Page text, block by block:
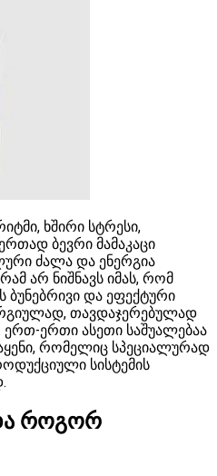
ხშირი სტრესი,
ბევრი მამაკაცი
ძალა და ენერგია
არ ნიშნავს იმას, რომ
ბუნებრივი და ეფექტური
თავდაჯერებულად
ერთი ასეთი საშუალებაა
რომელიც სპეციალურად
სისტემის
როგორ